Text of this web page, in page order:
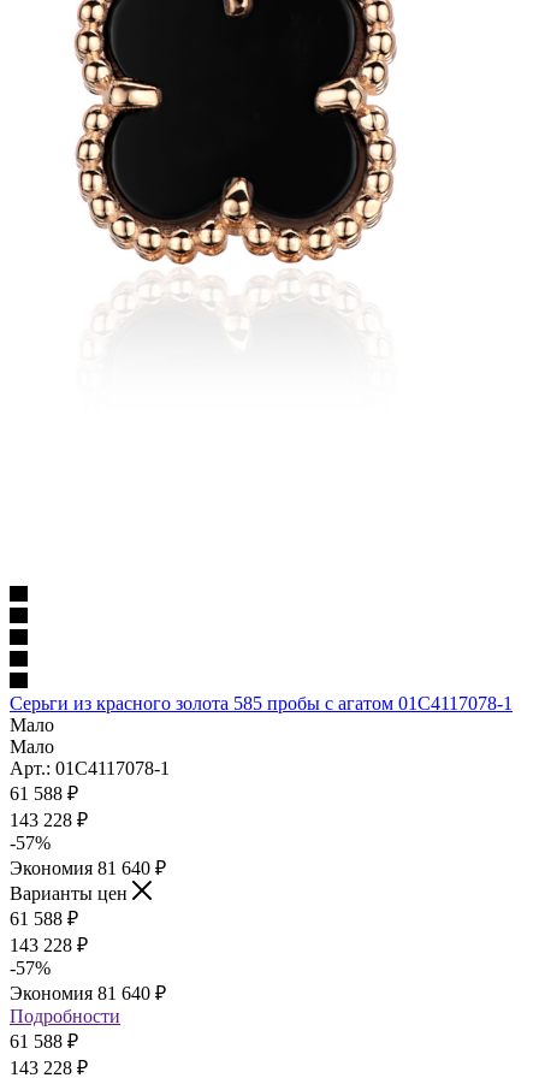
Серьги из красного золота 585 пробы с агатом 01С4117078-1
Мало
Мало
Арт.: 01С4117078-1
61 588 ₽
143 228 ₽
-57%
Экономия 81 640 ₽
Варианты цен
61 588 ₽
143 228 ₽
-57%
Экономия 81 640 ₽
Подробности
61 588 ₽
143 228 ₽